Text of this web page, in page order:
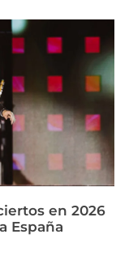
en 2026
España